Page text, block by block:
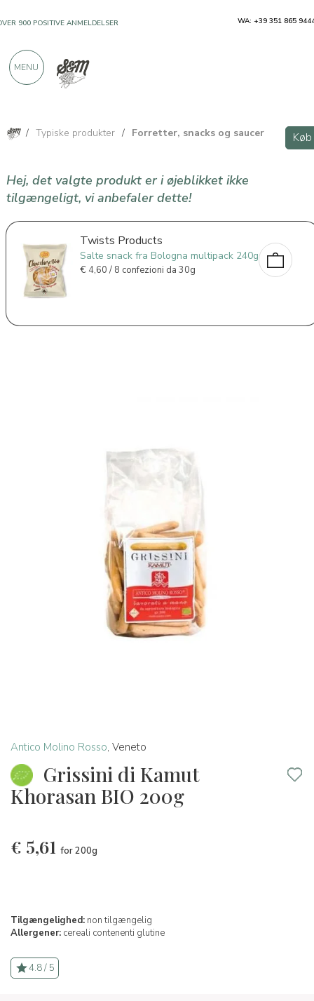
/ Typiske produkter / Forretter, snacks og saucer Køb
Hej, det valgte produkt er i øjeblikket ikke
tilgængeligt, vi anbefaler dette!
Twists Products
Salte snack fra Bologna multipack 240g
€4,60 / 8 confezioni da 30g
Antico Molino Rosso, Veneto
Grissini di Kamut
Khorasan BIO 200g
€ 5,61 for 200g
Tilgængelighed: non tilgængelig
Allergener: cereali contenenti glutine
4.8 / 5
900 POSITIVE ANMELDELSER WA: +39 351 865
MENU